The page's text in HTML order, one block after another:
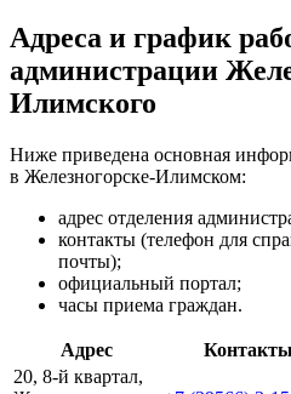
Адреса и график
администрации
Илимского
Ниже приведена основная
в Железногорске-Илимском:
адрес отделения
контакты (телефон для
почты);
официальный портал;
часы приема граждан.
Адрес Контакты
20, 8-й квартал,